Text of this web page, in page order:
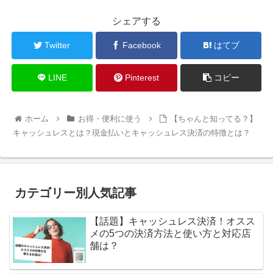
シェアする
Twitter Facebook はてブ
LINE Pinterest コピー
ホーム お得・便利に使う
【ちゃんと知ってる？】
キャッシュレスとは？現金払いとキャッシュレス決済の特徴とは？
カテゴリー別人気記事
【話題】キャッシュレス決済！オスス
メの5つの決済方法と使い方と対応店
舗は？